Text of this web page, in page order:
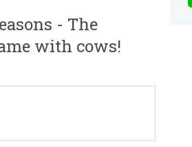
- The
with cows!